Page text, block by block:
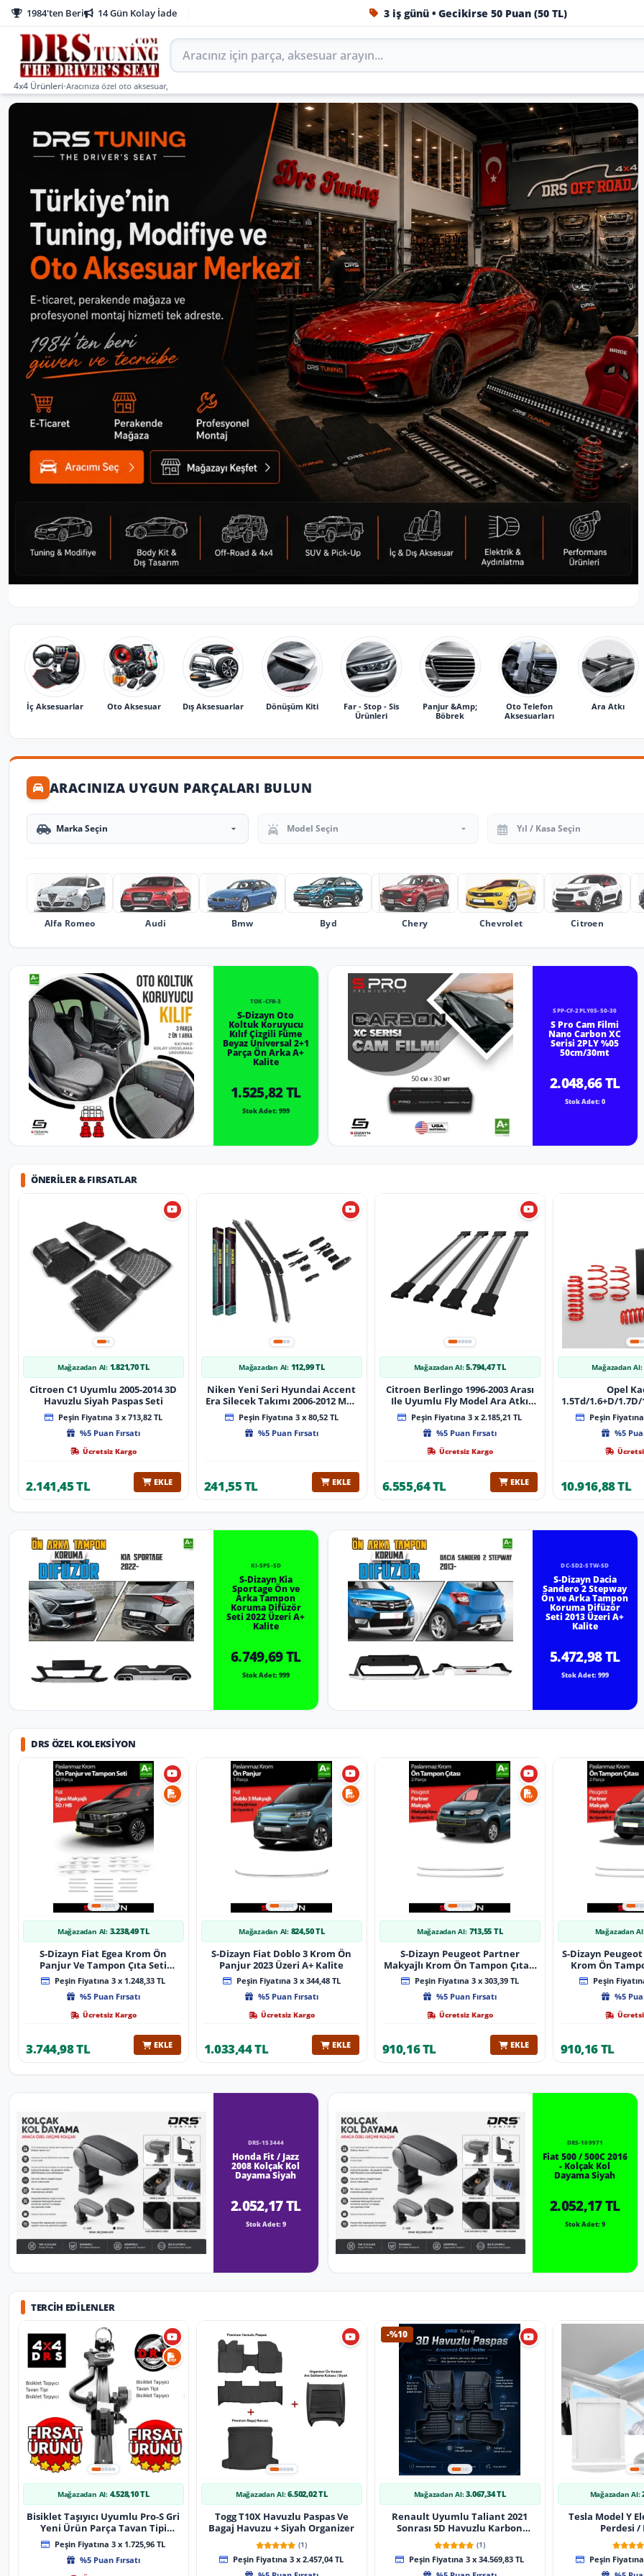
1984'ten Beri 14 Gün Kolay İade
3 iş günü • Gecikirse 50 Puan (50 TL)
1984'ten beri Türkiye’nin en büyük oto aksesuar ve tuning
Aracınız için parça arayın
•Aracınıza özel oto aksesuar, body kit, tuning, SUV, pickup ve off-road ürünlerini DRS Tuning’de marka, model ve yıla göre keşfedin.
İç Aksesuarlar Oto Aksesuar Dış Aksesuarlar Dönüşüm Kiti
Far - Stop - Sis
Ürünleri
Panjur &Amp;
Böbrek
Oto Telefon
Aksesuarları
Ara Atkı
ARACINIZA UYGUN PARÇALARI BULUN
Marka Seçin Model Seçin Yıl Seçin
Alfa Romeo Audi Bmw Byd Chery Chevrolet Citroen
TOK-CFB-3
S-Dizayn Oto
Koltuk Koruyucu
Kılıf Çizgili Füme
Beyaz Universal 2+1
Parça Ön Arka A+
Kalite
1.525,82 TL
Stok Adet: 999
SPP-CF-2PLY05-50-30
S Pro Cam Filmi
Nano Carbon XC
Serisi 2PLY %05
50cm/30mt
2.048,66 TL
Stok Adet: 0
ÖNERILER & FIRSATLAR
Mağazadan Al: 1.821,70 TL
Citroen C1 Uyumlu 2005-2014 3D
Havuzlu Siyah Paspas Seti
Peşin Fiyatına 3 x 713,82 TL
%5 Puan Fırsatı
Ücretsiz Kargo
2.141,45 TL EKLE
Mağazadan Al: 112,99 TL
Niken Yeni Seri Hyundai Accent
Era Silecek Takımı 2006-2012 Muz
Tip Silecek Aparatlı
Peşin Fiyatına 3 x 80,52 TL
%5 Puan Fırsatı
241,55 TL EKLE
Mağazadan Al: 5.794,47 TL
Citroen Berlingo 1996-2003 Arası
Ile Uyumlu Fly Model Ara Atkı
Tavan Barı Gri̇ 4 Adet Bar
Peşin Fiyatına 3 x 2.185,21 TL
%5 Puan Fırsatı
Ücretsiz Kargo
6.555,64 TL EKLE
Mağazadan Al:
Opel
1.5Td/1.6+D/1.7D/
08/1991
Peşin
%5
10.916,88 TL
KI-SP5-SD
S-Dizayn Kia
Sportage Ön ve
Arka Tampon
Koruma Difüzör
Seti 2022 Üzeri A+
Kalite
6.749,69 TL
Stok Adet: 999
DC-SD2-STW-SD
S-Dizayn Dacia
Sandero 2 Stepway
Ön ve Arka Tampon
Koruma Difüzör
Seti 2013 Üzeri A+
Kalite
5.472,98 TL
Stok Adet: 999
DRS ÖZEL KOLEKSIYON
Mağazadan Al: 3.238,49 TL
S-Dizayn Fiat Egea Krom Ön
Panjur Ve Tampon Çıta Seti
Diamond Model 22 Prç. 2020
Üzeri (Parlak Krom)
Peşin Fiyatına 3 x 1.248,33 TL
%5 Puan Fırsatı
Ücretsiz Kargo
3.744,98 TL EKLE
Mağazadan Al: 824,50 TL
S-Dizayn Fiat Doblo 3 Krom Ön
Panjur 2023 Üzeri A+ Kalite
Peşin Fiyatına 3 x 344,48 TL
%5 Puan Fırsatı
Ücretsiz Kargo
1.033,44 TL EKLE
Mağazadan Al: 713,55 TL
S-Dizayn Peugeot Partner
Makyajlı Krom Ön Tampon Çıtası
2 Prç 2023 Üzeri A+ Kalite
Peşin Fiyatına 3 x 303,39 TL
%5 Puan Fırsatı
Ücretsiz Kargo
910,16 TL EKLE
Mağazadan
S-Dizayn
Krom Ön
2024 Üzeri
Peşin
%5
910,16 TL
DRS-153444
Honda Fit / Jazz
2008 Kolçak Kol
Dayama Siyah
2.052,17 TL
Stok Adet: 9
DRS-109971
Fiat 500 / 500C 2016
- Kolçak Kol
Dayama Siyah
2.052,17 TL
Stok Adet: 9
TERCIH EDILENLER
Mağazadan Al: 4.528,10 TL
Bisiklet Taşıyıcı Uyumlu Pro-S Gri
Yeni Ürün Parça Tavan Tipi
Bisiklet Taşıyıcı
Peşin Fiyatına 3 x 1.725,96 TL
%5 Puan Fırsatı
Mağazadan Al: 6.502,02 TL
Togg T10X Havuzlu Paspas Ve
Bagaj Havuzu + Siyah Organizer
(1)
Peşin Fiyatına 3 x 2.457,04 TL
-%10
Mağazadan Al: 3.067,34 TL
Renault Uyumlu Taliant 2021
Sonrası 5D Havuzlu Karbon
Dizayn Paspas Seti
(1)
Peşin Fiyatına 3 x 34.569,83 TL
Mağazadan Al:
Tesla Model Y
Perdesi /
Peşin